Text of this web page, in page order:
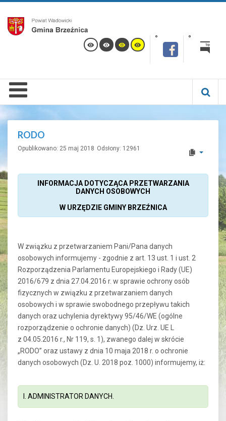
RODO
Opublikowano: 25 maj 2018 Odsłony: 12961
INFORMACJA DOTYCZĄCA PRZETWARZANIA
DANYCH OSOBOWYCH
W URZĘDZIE GMINY BRZEŹNICA
W związku z przetwarzaniem Pani/Pana danych
osobowych informujemy - zgodnie z art. 13 ust. 1 i ust. 2
Rozporządzenia Parlamentu Europejskiego i Rady (UE)
2016/679 z dnia 27.04.2016 r. w sprawie ochrony osób
fizycznych w związku z przetwarzaniem danych
osobowych i w sprawie swobodnego przepływu takich
danych oraz uchylenia dyrektywy 95/46/WE (ogólne
rozporządzenie o ochronie danych) (Dz. Urz. UE L
z 04.05.2016 r., Nr 119, s. 1), zwanego dalej w skrócie
„RODO” oraz ustawy z dnia 10 maja 2018 r. o ochronie
danych osobowych (Dz. U. 2018 poz. 1000) informujemy, iż:
I. ADMINISTRATOR DANYCH.